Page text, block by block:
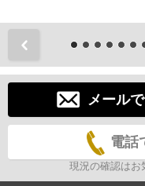
メール
電話
現況の確認はお